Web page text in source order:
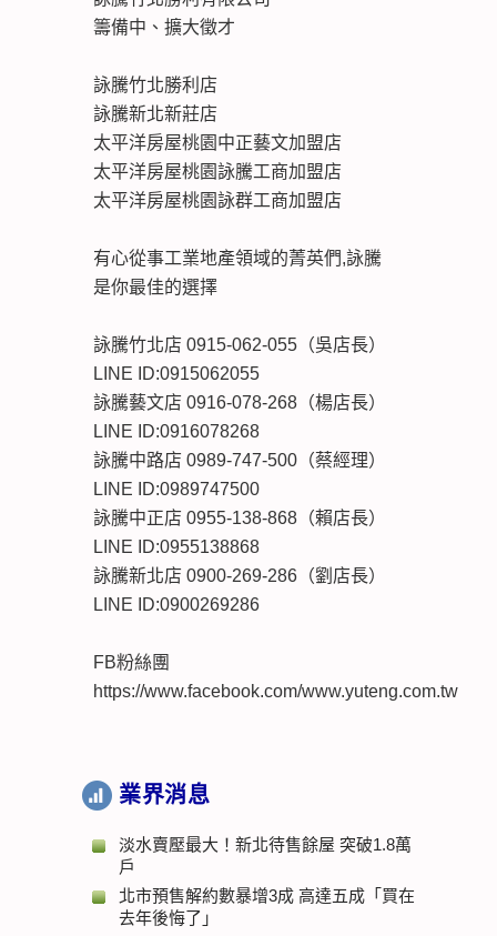
籌備中、擴大徵才
詠騰竹北勝利店
詠騰新北新莊店
太平洋房屋桃園中正藝文加盟店
太平洋房屋桃園詠騰工商加盟店
太平洋房屋桃園詠群工商加盟店
有心從事工業地產領域的菁英們,詠騰
是你最佳的選擇
詠騰竹北店 0915-062-055（吳店長）
LINE ID:0915062055
詠騰藝文店 0916-078-268（楊店長）
LINE ID:0916078268
詠騰中路店 0989-747-500（蔡經理）
LINE ID:0989747500
詠騰中正店 0955-138-868（賴店長）
LINE ID:0955138868
詠騰新北店 0900-269-286（劉店長）
LINE ID:0900269286
FB粉絲團
https://www.facebook.com/www.yuteng.com.tw
業界消息
淡水賣壓最大！新北待售餘屋 突破1.8萬
戶
北市預售解約數暴增3成 高達五成「買在
去年後悔了」